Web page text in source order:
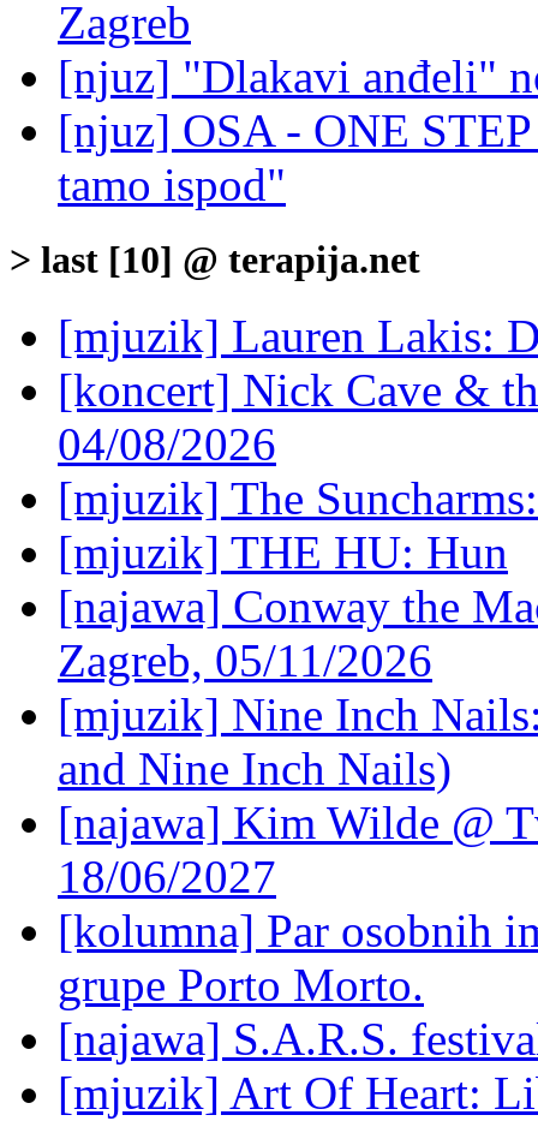
Zagreb
[njuz] "Dlakavi anđeli"
[njuz] OSA - ONE
tamo ispod"
> last [10] @ terapija.net
[mjuzik] Lauren Lakis:
[koncert] Nick Cave &
04/08/2026
[mjuzik] The
[mjuzik] THE HU: Hun
[najawa] Conway the
Zagreb, 05/11/2026
[mjuzik] Nine Inch
and Nine Inch Nails)
[najawa] Kim Wilde @
18/06/2027
[kolumna] Par osobnih
grupe Porto Morto.
[najawa] S.A.R.S.
[mjuzik] Art Of Heart: